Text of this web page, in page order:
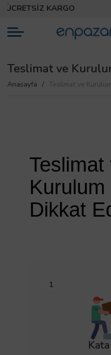
KARGO
Teslimat ve
Anasayfa Teslimat ve
Teslimat
Kurulum
Dikkat
1